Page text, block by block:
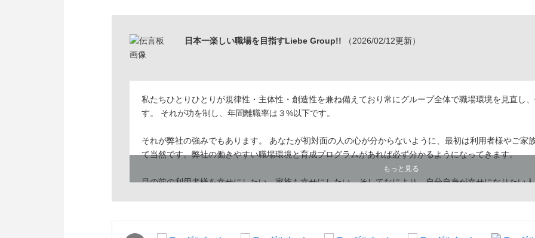
日本一楽しい職場を目指すLiebe Group!! （2026/02/12更新）
私たちひとりひとりが規律性・主体性・創造性を兼ね備えており常にグループ全体で職場環境を見直し
す。 それが功を制し、年間離職率は３%以下です。
それが弊社の強みでもあります。 あなたが初対面の人の心が分からないように、最初は利用者様やご家
て当然です。弊社の働きやすい職場環境と育成プログラムがあれば必ず分かるようになってきます。
目の前の利用者様を幸せにしたい。家族も幸せにしたい。そしてなにより、自分自身が幸せになりたい
もっと見る